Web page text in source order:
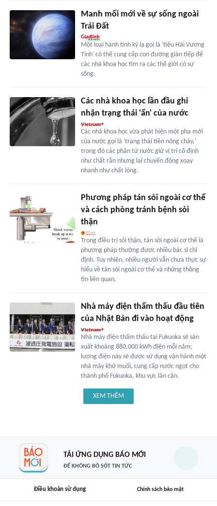
Manh mối mới về sự sống ngoài
Trái Đất
Một loại hành tinh kỳ lạ gọi là 'tiểu Hải Vương
Tinh' có thể cung cấp con đường gián tiếp để
các nhà khoa học tìm ra các thế giới có sự
sống.
Các nhà khoa học lần đầu ghi
nhận trạng thái 'ẩn' của nước
Các nhà khoa học vừa phát hiện một pha mới
của nước gọi là 'trạng thái tiền nóng chảy,'
trong đó các phân tử nước giữ vị trí cố định
như chất rắn nhưng lại chuyển động xoay
nhanh như chất lỏng.
Phương pháp tán sỏi ngoài cơ thể
và cách phòng tránh bệnh sỏi
thận
Trong điều trị sỏi thận, tán sỏi ngoài cơ thể là
phương pháp thường được nhiều bác sĩ chỉ
định. Tuy nhiên, nhiều người vẫn chưa thực sự
hiểu về tán sỏi ngoài cơ thể và những thông
tin liên quan.
Nhà máy điện thẩm thấu đầu tiên
của Nhật Bản đi vào hoạt động
Nhà máy điện thẩm thấu tại Fukuoka sẽ sản
xuất khoảng 880.000 kWh điện mỗi năm;
lượng điện này sẽ được sử dụng vận hành một
nhà máy khử muối, cung cấp nước ngọt cho
thành phố Fukuoka, khu vực lân cận.
XEM THÊM
TẢI ỨNG DỤNG BÁO MỚI
ĐỂ KHÔNG BỎ SÓT TIN TỨC
Điều khoản sử dụng Chính sách bảo mật